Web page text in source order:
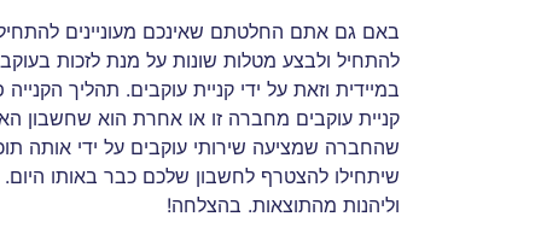
באם גם אתם החלטתם שאינכם מעוניינים
להתחיל ולבצע מטלות שונות על מנת לזכות
במיידית וזאת על ידי קניית עוקבים. תהליך
קניית עוקבים מחברה זו או אחרת הוא שחשבון
שהחברה שמציעה שירותי עוקבים על ידי אותה
שיתחילו להצטרף לחשבון שלכם כבר באותו
וליהנות מהתוצאות. בהצלחה!